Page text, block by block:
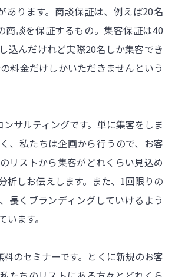
あります。商談保証は、例えば20名
商談を保証するもの。集客保証は40
込んだけれど実際20名しか集客でき
料金だけしかいただきませんという
サルティングです。単に集客をしま
、私たちは企画から行うので、お客
リストから集客がどれくらい見込め
析しお伝えします。また、1回限りの
長くブランディングしていけるよう
ます。
のセミナーです。とくに新規のお客